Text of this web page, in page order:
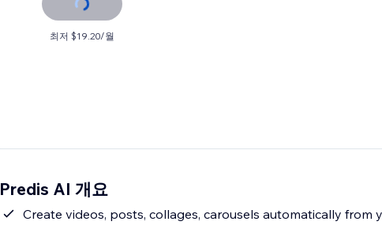
최저 $19.20/월
Predis AI 개요
Create videos, posts, collages, carousels automatically from